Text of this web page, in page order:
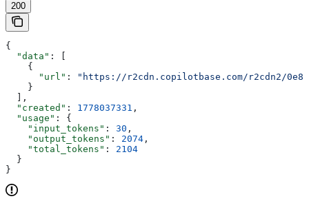
200
{
  "data"
: [
    {
      "url"
:
"https://r2cdn.copilotbase.com/r2cdn2/
    }
  ],
  "created"
: 1778037331 ,
  "usage"
: {
    "input_tokens"
: 30 ,
    "output_tokens"
: 2074 ,
    "total_tokens"
: 2104
  }
}